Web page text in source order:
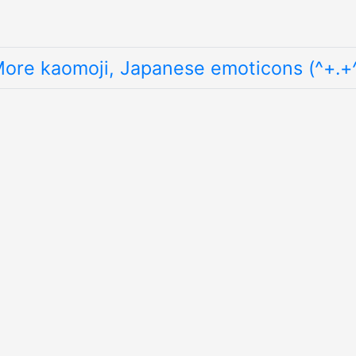
kaomoji, Japanese emoticons